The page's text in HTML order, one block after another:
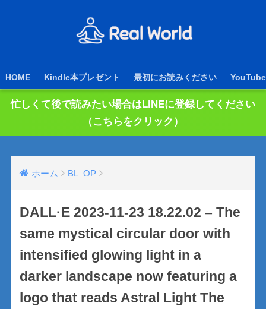
HOME Kindle本プレゼント 最初にお読みください YouTube
忙しくて後で読みたい場合はLINEに登録してください
（こちらをクリック）
ホーム BL_OP
DALL·E 2023-11-23 18.22.02 – The
same mystical circular door with
intensified glowing light in a
darker landscape now featuring a
logo that reads Astral Light The